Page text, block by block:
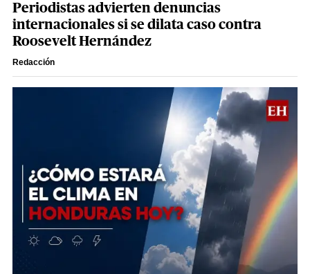
Periodistas advierten denuncias
internacionales si se dilata caso contra
Roosevelt Hernández
Redacción